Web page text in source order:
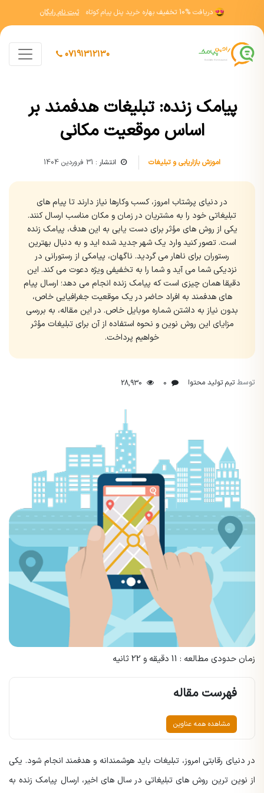
دریافت 10% تخفیف بهاره خرید پنل پیام کوتاه ثبت نام رایگان
07191312130
پیامک زنده: تبلیغات هدفمند بر
اساس موقعیت مکانی
اموزش بازاریابی و تبلیغات انتشار : 31 فروردین 1404
در دنیای پرشتاب امروز، کسب وکارها نیاز دارند تا پیام های
تبلیغاتی خود را به مشتریان در زمان و مکان مناسب ارسال کنند.
یکی از روش های مؤثر برای دست یابی به این هدف، پیامک زنده
است. تصور کنید وارد یک شهر جدید شده اید و به دنبال بهترین
رستوران برای ناهار می گردید. ناگهان، پیامکی از رستورانی در
نزدیکی شما می آید و شما را به تخفیفی ویژه دعوت می کند. این
دقیقا همان چیزی است که پیامک زنده انجام می دهد؛ ارسال پیام
های هدفمند به افراد حاضر در یک موقعیت جغرافیایی خاص،
بدون نیاز به داشتن شماره موبایل خاص. در این مقاله، به بررسی
مزایای این روش نوین و نحوه استفاده از آن برای تبلیغات مؤثر
خواهیم پرداخت.
توسطتیم تولید محتوا 0
28,930
زمان حدودی مطالعه : 11 دقیقه و 22 ثانیه
فهرست مقاله
مشاهده همه عناوین
در دنیای رقابتی امروز، تبلیغات باید هوشمندانه و هدفمند انجام شود. یکی
از نوین ترین روش های تبلیغاتی در سال های اخیر، ارسال پیامک زنده به